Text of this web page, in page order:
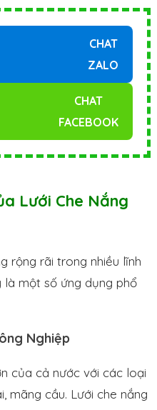
CHAT
ZALO
CHAT
FACEBOOK
Lưới Che Nắng
rộng rãi trong nhiều lĩnh
là một số ứng dụng phổ
Nghiệp
của cả nước với các loại
mãng cầu. Lưới che nắng